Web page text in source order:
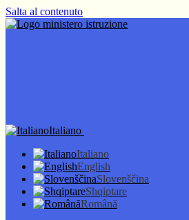
Salta al contenuto
Italiano
Italiano
English
Slovenščina
Shqiptare
Română